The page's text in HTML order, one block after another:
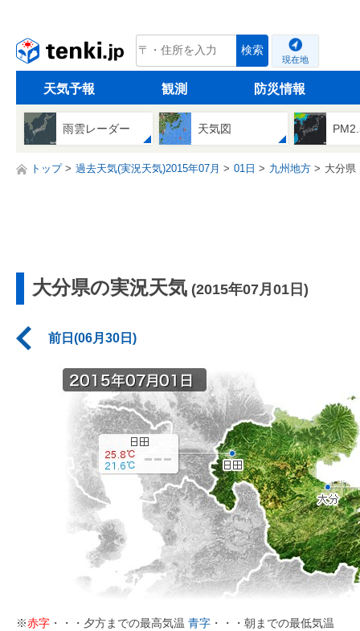
tenki.jp 検索
現在地
天気予報 観測 防災情報
雨雲レーダー 天気図
トップ 過去天気(実況天気)2015年07月 01日 九州地方 大分県
大分県の実況天気 (2015年07月01日)
前日(06月30日)
※赤字 ・・・夕方までの最高気温 青字 ・・・朝までの最低気温